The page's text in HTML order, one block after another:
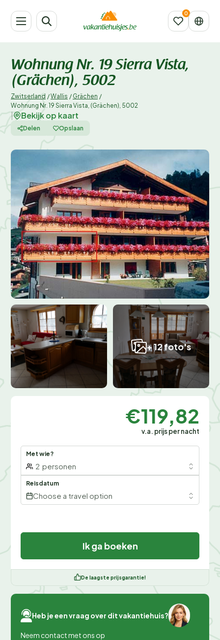
Wohnung Nr. 19 Sierra Vista,
(Grächen), 5002
Zwitserland /Wallis / Grächen /
Wohnung Nr. 19 Sierra Vista, (Grächen), 5002
Bekijk op kaart
Delen Opslaan
+ 12 foto's
€119,82
v.a. prijs per nacht
Met wie?
2 personen
Reisdatum
Choose a travel option
Ik ga boeken
De laagste prijsgarantie!
Heb je een vraag over dit vakantiehuis?
Neem contact met ons op